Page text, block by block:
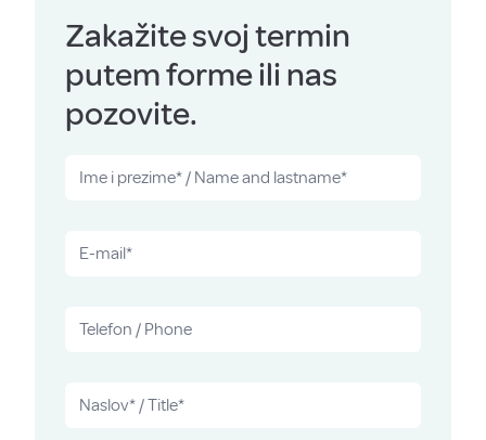
Zakažite svoj termin
putem forme ili nas
pozovite.